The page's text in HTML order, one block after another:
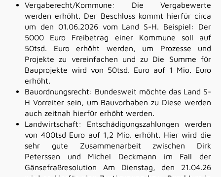
Vergaberecht/Kommune: Die Vergabewerte
werden erhöht. Der Beschluss kommt hierfür circa
um den 01.06.2026 vom Land S-H. Beispiel: Der
5000 Euro Freibetrag einer Kommune soll auf
50tsd. Euro erhöht werden, um Prozesse und
Projekte zu vereinfachen und zu Die Summe für
Bauprojekte wird von 50tsd. Euro auf 1 Mio. Euro
erhöht.
Bauordnungsrecht: Bundesweit möchte das Land S-
H Vorreiter sein, um Bauvorhaben zu Diese werden
auch zeitnah hierfür erhöht werden.
Landwirtschaft: Entschädigungszahlungen werden
von 400tsd Euro auf 1,2 Mio. erhöht. Hier wird die
sehr gute Zusammenarbeit zwischen Dirk
Peterssen und Michel Deckmann im Fall der
Gänsefraßresolution Am Dienstag, den 21.04.26